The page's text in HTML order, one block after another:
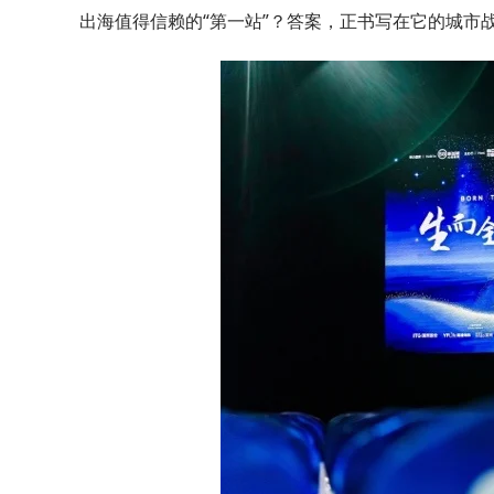
出海值得信赖的“第一站”？答案，正书写在它的城市